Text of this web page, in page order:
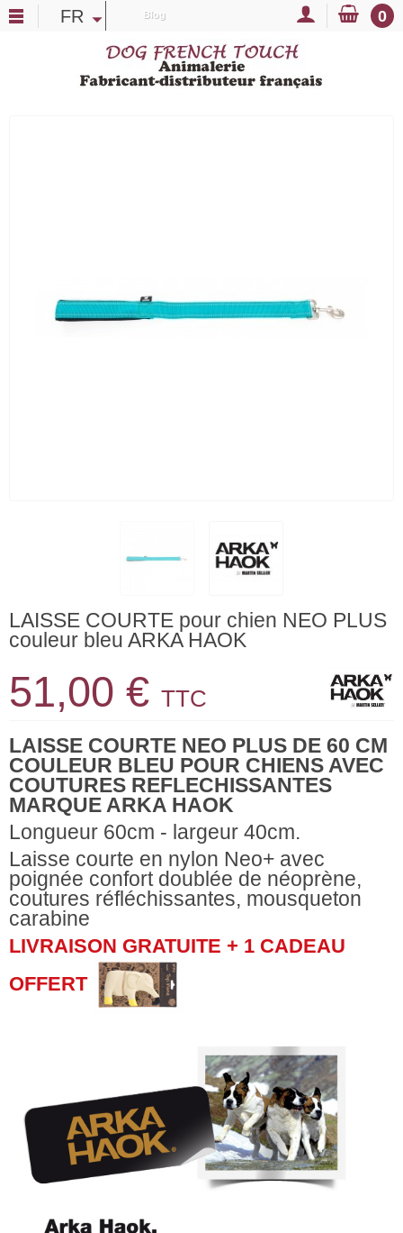
FR Blog 0
LAISSE COURTE pour chien NEO PLUS
couleur bleu ARKA HAOK
51,00 € TTC
LAISSE COURTE NEO PLUS DE 60 CM
COULEUR BLEU POUR CHIENS AVEC
COUTURES REFLECHISSANTES
MARQUE ARKA HAOK
Longueur 60cm - largeur 40cm.
Laisse courte en nylon Neo+ avec
poignée confort doublée de néoprène,
coutures réfléchissantes, mousqueton
carabine
LIVRAISON GRATUITE + 1 CADEAU
OFFERT